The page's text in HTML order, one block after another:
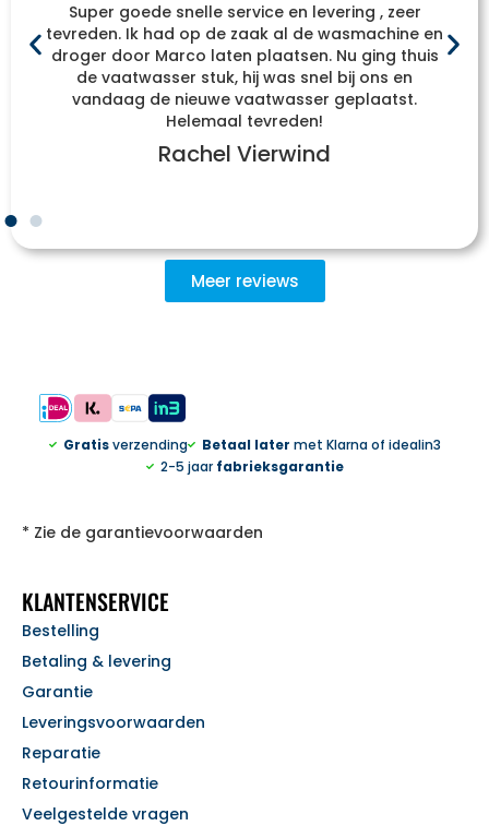
Super goede snelle service en levering , zeer
tevreden. Ik had op de zaak al de wasmachine en
droger door Marco laten plaatsen. Nu ging thuis
de vaatwasser stuk, hij was snel bij ons en
vandaag de nieuwe vaatwasser geplaatst.
Helemaal tevreden!
Rachel Vierwind
Meer reviews
Gratisverzending Betaal later met Klarna of idealin3
2-5 jaar fabrieksgarantie
* Zie de garantievoorwaarden
KLANTENSERVICE
Bestelling
Betaling & levering
Garantie
Leveringsvoorwaarden
Reparatie
Retourinformatie
Veelgestelde vragen